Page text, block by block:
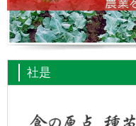
社是